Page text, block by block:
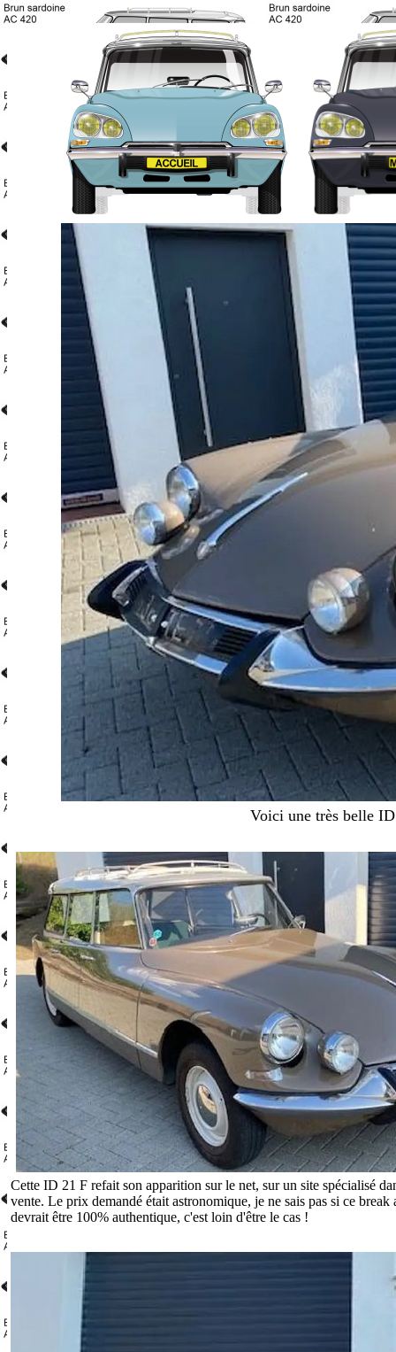
Voici une très belle
Cette ID 21 F refait son apparition sur le net, sur un site spécialisé
vente. Le prix demandé était astronomique, je ne sais pas si ce
devrait être 100% authentique, c'est loin d'être le cas !